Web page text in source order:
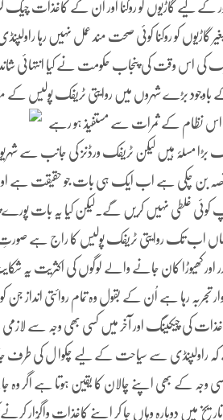
گاڑیوں کو روکنا اور اُن کے کاغذات چیک کرنا
کو روکنا کوئی صحت مند عمل نہیں رہا
کی اس وقت کی پنجاب حکومت نے کیا انتہائی شاندار
کے باوجود بڑے شہروں میں روایتی ٹریفک پولیس
اس نظام کے ثمرات سے مستفیذ ہو رہے
مسلۂ ہیں لیکن ٹریفک ورڈنز کی جانب سے شہریوں
کا قصہ بن چکی ہے اب ایک ہی بات جو حقیقت ہے
غلطی نہیں کریں گے۔لیکن کیا یہ بات پورے
اب تک روایتی ٹریفک پولیس کا راج ہے
کھیوڑا کان جانے والے لوگوں کی اکثریت یہ
رہا ہے اُن کے بقول وہ تمام روائتی انداز
کاغذات کی چیکینگ اور آخر میں کسی بھی وجہ سے
سے سیاحت کے لیے چکوا ل کی طرف جانے
وجہ کے بھی اپنے چالان کا یقین ہوتا ہے اگر وہ
میں دوبارہ وہاں جا کر اپنے کاغذات واگُزار